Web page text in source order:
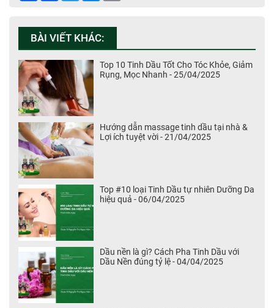
BÀI VIẾT KHÁC:
Top 10 Tinh Dầu Tốt Cho Tóc Khỏe, Giảm
Rụng, Mọc Nhanh - 25/04/2025
Hướng dẫn massage tinh dầu tại nhà &
Lợi ích tuyệt vời - 21/04/2025
Top #10 loại Tinh Dầu tự nhiên Dưỡng Da
hiệu quả - 06/04/2025
Dầu nền là gì? Cách Pha Tinh Dầu với
Dầu Nền đúng tỷ lệ - 04/04/2025